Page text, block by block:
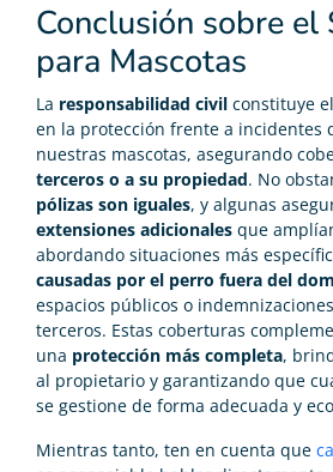
Conclusión sobre el
para Mascotas
La responsabilidad civil constituye el
en la protección frente a incidentes
nuestras mascotas, asegurando
terceros o a su propiedad. No
pólizas son iguales, y algunas
extensiones adicionales que
abordando situaciones más
causadas por el perro fuera del
espacios públicos o
terceros. Estas coberturas
una protección más completa,
al propietario y garantizando que
se gestione de forma adecuada y
Mientras tanto, ten en cuenta que